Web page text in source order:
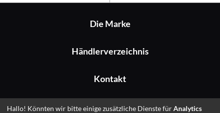
Die Marke
Händlerverzeichnis
Kontakt
Impressum
Hallo! Könnten wir bitte einige zusätzliche Dienste fürAnalytics